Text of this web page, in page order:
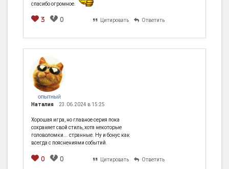
спасибо огромное.
3 0 Цитировать Ответить
ОПЫТНЫЙ
Наталия 23.06.2024 в 15:25
Хорошая игра, но главное серия пока
сохраняет свой стиль, хотя некоторые
головоломки... странные. Ну и бонус как
всегда с пояснениями событий.
0 0 Цитировать Ответить